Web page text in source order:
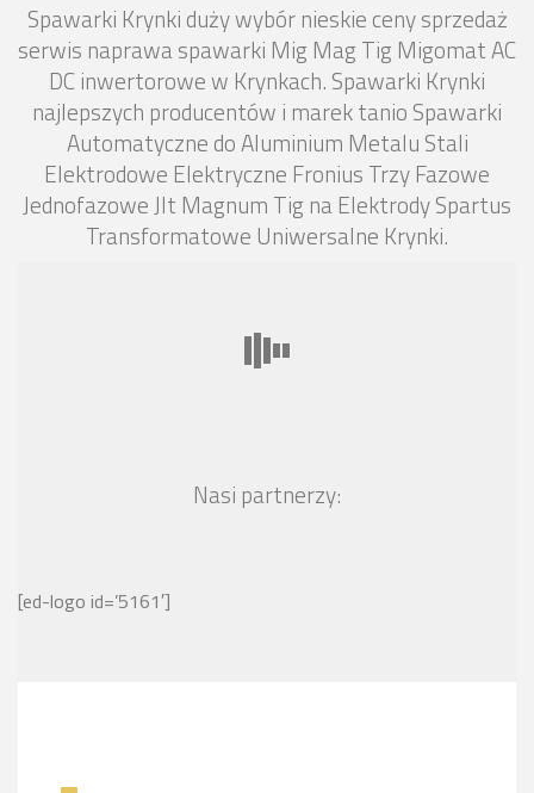
Spawarki Krynki duży wybór nieskie ceny sprzedaż
serwis naprawa spawarki Mig Mag Tig Migomat AC
DC inwertorowe w Krynkach. Spawarki Krynki
najlepszych producentów i marek tanio Spawarki
Automatyczne do Aluminium Metalu Stali
Elektrodowe Elektryczne Fronius Trzy Fazowe
Jednofazowe Jlt Magnum Tig na Elektrody Spartus
Transformatowe Uniwersalne Krynki.
Nasi partnerzy:
[ed-logo id=’5161′]